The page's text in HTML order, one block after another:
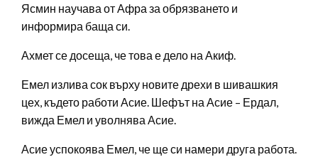
Ясмин научава от Афра за обрязването и
информира баща си.
Ахмет се досеща, че това е дело на Акиф.
Емел излива сок върху новите дрехи в шивашкия
цех, където работи Асие. Шефът на Асие – Ердал,
вижда Емел и уволнява Асие.
Асие успокоява Емел, че ще си намери друга работа.